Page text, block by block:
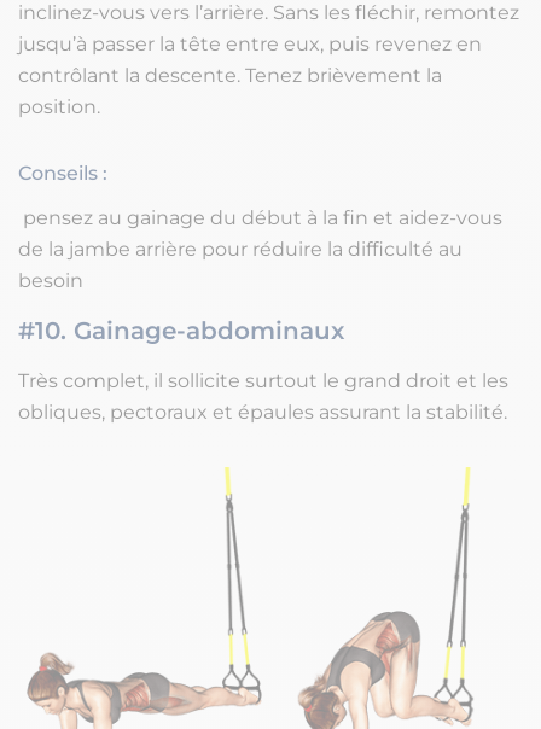
inclinez-vous vers l’arrière. Sans les fléchir, remontez
jusqu’à passer la tête entre eux, puis revenez en
contrôlant la descente. Tenez brièvement la
position.
Conseils :
pensez au gainage du début à la fin et aidez-vous
de la jambe arrière pour réduire la difficulté au
besoin
#10. Gainage-abdominaux
Très complet, il sollicite surtout le grand droit et les
obliques, pectoraux et épaules assurant la stabilité.